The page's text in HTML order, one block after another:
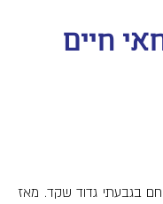
חיים
בגבעתי גדוד שקד. מאז